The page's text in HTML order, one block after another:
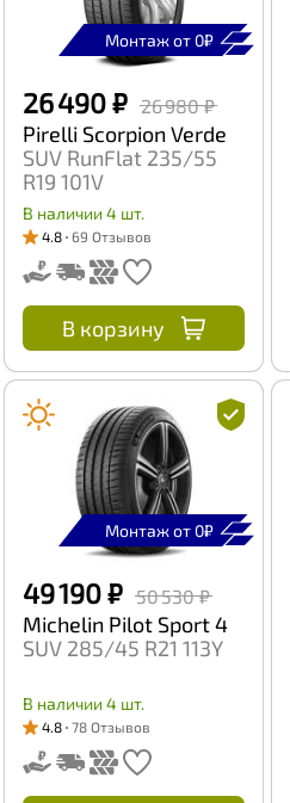
Монтаж от 0₽
26 490 ₽ 26 980 ₽
Pirelli Scorpion Verde
SUV RunFlat 235/55
R19 101V
В наличии 4 шт.
4.8 69 Отзывов
В корзину
Монтаж от 0₽
49 190 ₽ 50 530 ₽
Michelin Pilot Sport 4
SUV 285/45 R21 113Y
В наличии 4 шт.
4.8 78 Отзывов